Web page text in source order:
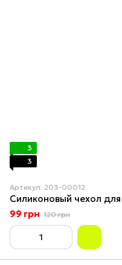
3
3
Артикул: 203-00012
Силиконовый чехол
99 грн 120 грн